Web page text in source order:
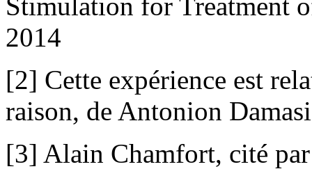
2014
[2] Cette expérience est
raison, de Antonion
[3] Alain Chamfort, cité